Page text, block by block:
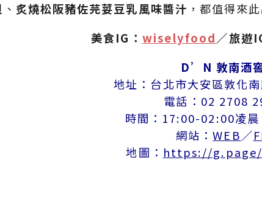
、 炙燒松阪豬佐芫荽豆乳風味醬汁 ，都值得來
美食IG： wiselyfood ／旅遊
D’N 敦南酒
地址：台北市大安區敦化
電話：02 2708
時間：17:00-02:00凌晨
網站：WEB ／
地圖： https://